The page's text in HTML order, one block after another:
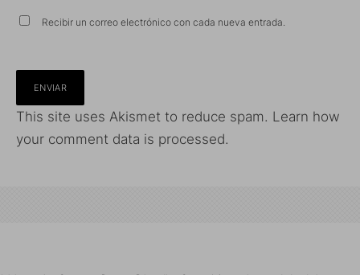
Recibir un correo electrónico con cada nueva entrada.
This site uses Akismet to reduce spam. Learn how
your comment data is processed.